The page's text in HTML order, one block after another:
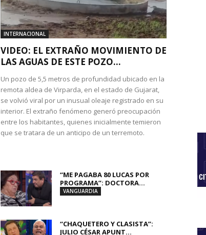
INTERNACIONAL
VIDEO: EL EXTRAÑO MOVIMIENTO DE
LAS AGUAS DE ESTE POZO...
Un pozo de 5,5 metros de profundidad ubicado en la
remota aldea de Virparda, en el estado de Gujarat,
se volvió viral por un inusual oleaje registrado en su
interior. El extraño fenómeno generó preocupación
entre los habitantes, quienes inicialmente temieron
que se tratara de un anticipo de un terremoto.
“ME PAGABA 80 LUCAS POR
PROGRAMA”: DOCTORA...
VANGUARDIA
“CHAQUETERO Y CLASISTA”:
JULIO CÉSAR APUNT...